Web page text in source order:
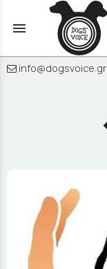
menu
info@dogsvoice.gr